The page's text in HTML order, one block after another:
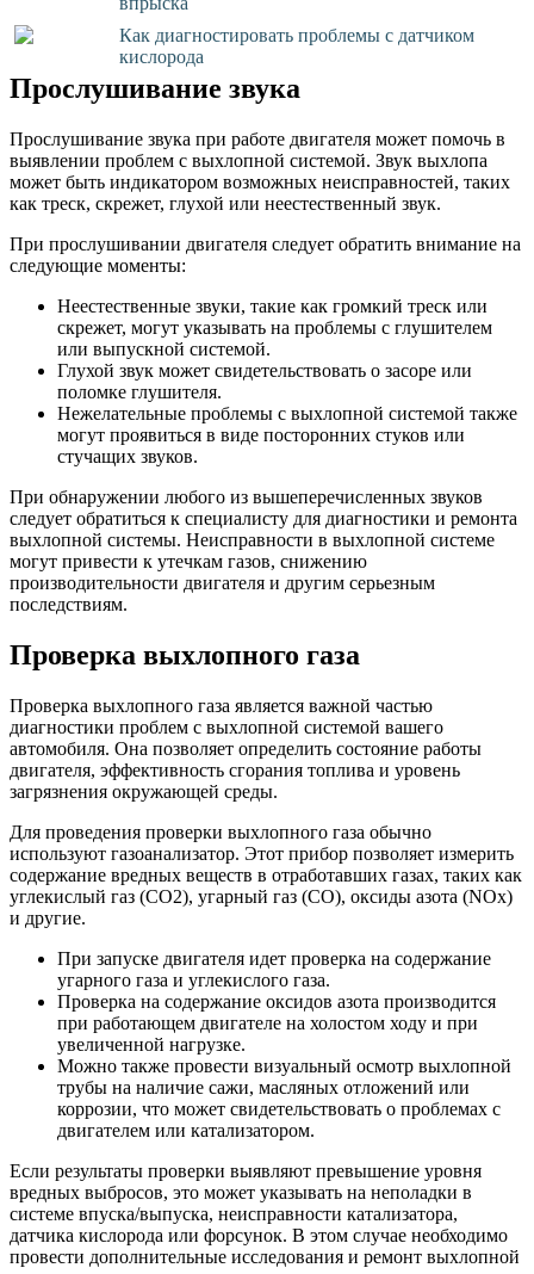
Как диагностировать проблемы с датчиком
кислорода
Прослушивание звука
Прослушивание звука при работе двигателя может помочь в
выявлении проблем с выхлопной системой. Звук выхлопа
может быть индикатором возможных неисправностей, таких
как треск, скрежет, глухой или неестественный звук.
При прослушивании двигателя следует обратить внимание на
следующие моменты:
Неестественные звуки, такие как громкий треск или
скрежет, могут указывать на проблемы с глушителем
или выпускной системой.
Глухой звук может свидетельствовать о засоре или
поломке глушителя.
Нежелательные проблемы с выхлопной системой также
могут проявиться в виде посторонних стуков или
стучащих звуков.
При обнаружении любого из вышеперечисленных звуков
следует обратиться к специалисту для диагностики и ремонта
выхлопной системы. Неисправности в выхлопной системе
могут привести к утечкам газов, снижению
производительности двигателя и другим серьезным
последствиям.
Проверка выхлопного газа
Проверка выхлопного газа является важной частью
диагностики проблем с выхлопной системой вашего
автомобиля. Она позволяет определить состояние работы
двигателя, эффективность сгорания топлива и уровень
загрязнения окружающей среды.
Для проведения проверки выхлопного газа обычно
используют газоанализатор. Этот прибор позволяет измерить
содержание вредных веществ в отработавших газах, таких как
углекислый газ (CO2), угарный газ (CO), оксиды азота (NOx)
и другие.
При запуске двигателя идет проверка на содержание
угарного газа и углекислого газа.
Проверка на содержание оксидов азота производится
при работающем двигателе на холостом ходу и при
увеличенной нагрузке.
Можно также провести визуальный осмотр выхлопной
трубы на наличие сажи, масляных отложений или
коррозии, что может свидетельствовать о проблемах с
двигателем или катализатором.
Если результаты проверки выявляют превышение уровня
вредных выбросов, это может указывать на неполадки в
системе впуска/выпуска, неисправности катализатора,
датчика кислорода или форсунок. В этом случае необходимо
провести дополнительные исследования и ремонт выхлопной